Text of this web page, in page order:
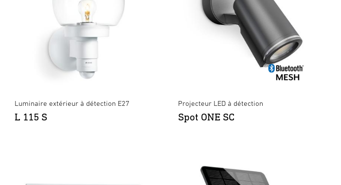
Luminaire extérieur à détection E27
L 115 S
Projecteur LED à détection
Spot ONE SC